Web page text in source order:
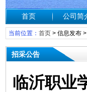
首页 公司简
当前位置： 首页> 信息发布>
招采公告
临沂职业